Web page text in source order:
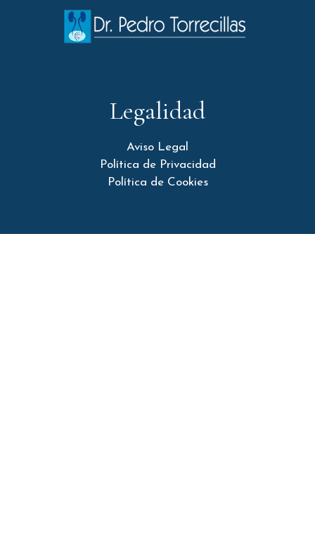
Legalidad
Aviso Legal
Política de Privacidad
Política de Cookies